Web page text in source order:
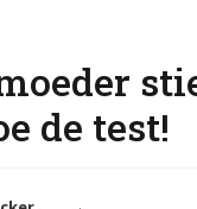
de test!